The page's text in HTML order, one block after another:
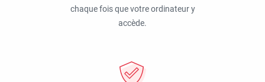
chaque fois que votre ordinateur y
accède.